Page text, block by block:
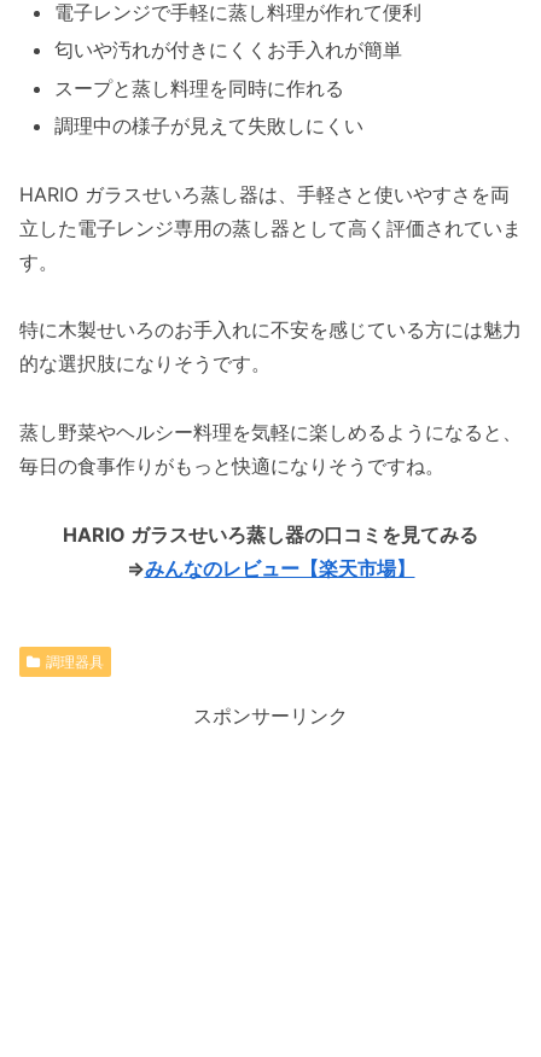
電子レンジで手軽に蒸し料理が作れて便利
匂いや汚れが付きにくくお手入れが簡単
スープと蒸し料理を同時に作れる
調理中の様子が見えて失敗しにくい
HARIO ガラスせいろ蒸し器は、手軽さと使いやすさを両
立した電子レンジ専用の蒸し器として高く評価されていま
す。
特に木製せいろのお手入れに不安を感じている方には魅力
的な選択肢になりそうです。
蒸し野菜やヘルシー料理を気軽に楽しめるようになると、
毎日の食事作りがもっと快適になりそうですね。
HARIO ガラスせいろ蒸し器の口コミを見てみる
⇒みんなのレビュー【楽天市場】
調理器具
スポンサーリンク